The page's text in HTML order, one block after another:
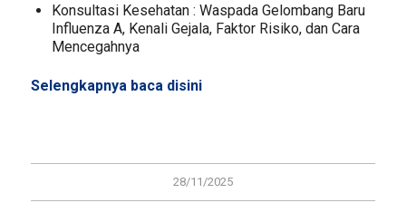
Konsultasi Kesehatan : Waspada Gelombang Baru
Influenza A, Kenali Gejala, Faktor Risiko, dan Cara
Mencegahnya
Selengkapnya baca disini
28/11/2025